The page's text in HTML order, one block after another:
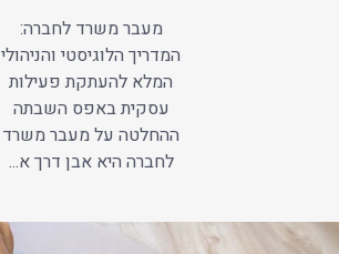
מעבר משרד לחברה:
המדריך הלוגיסטי והניהולי
המלא להעתקת פעילות
עסקית באפס השבתה
ההחלטה על מעבר משרד
לחברה היא אבן דרך א...